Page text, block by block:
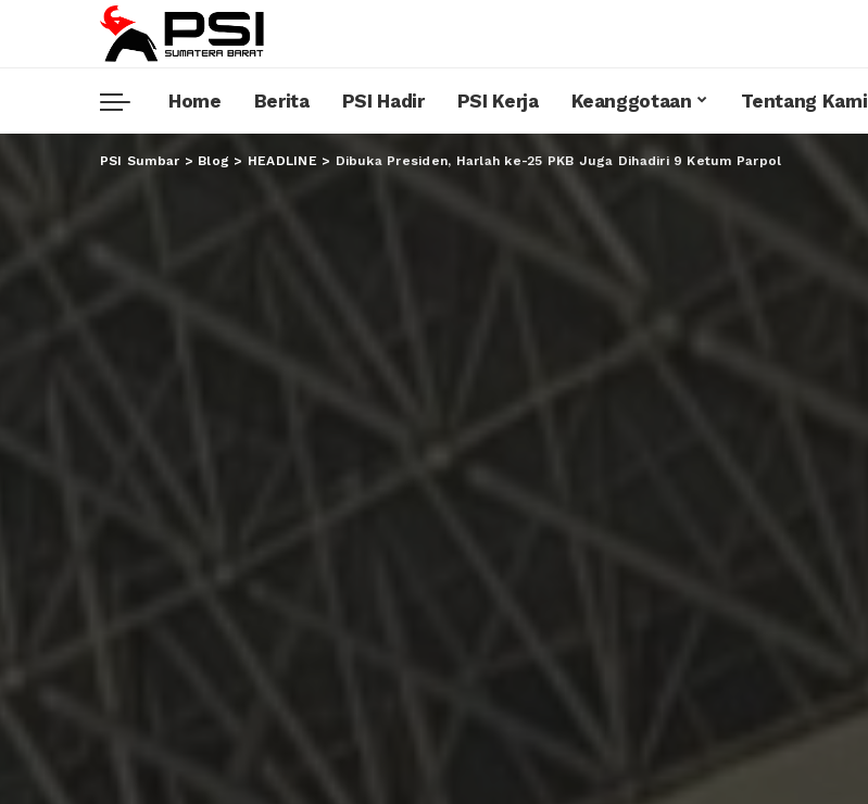
Home Berita PSI Hadir PSI Kerja Keanggotaan Tentang Kami
PSI Sumbar > Blog > HEADLINE > Dibuka Presiden, Harlah ke-25 PKB Juga Dihadiri 9 Ketum Parpol